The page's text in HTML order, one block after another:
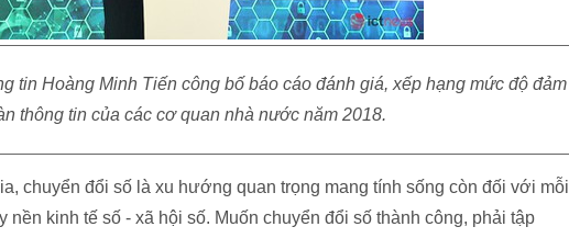
tin Hoàng Minh Tiến công bố báo cáo đánh giá, xếp hạng mức độ đảm
thông tin của các cơ quan nhà nước năm 2018.
chuyển đổi số là xu hướng quan trọng mang tính sống còn đối với mỗi
nền kinh tế số - xã hội số. Muốn chuyển đổi số thành công, phải tập